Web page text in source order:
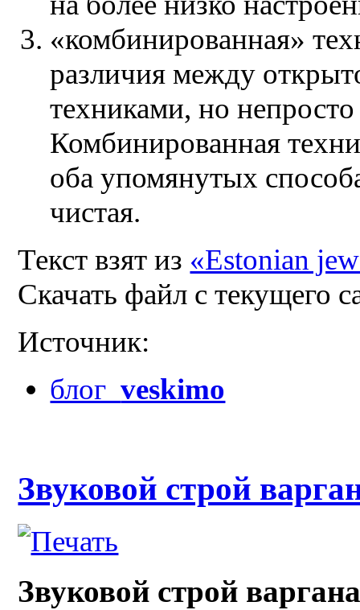
«комбинированная»
различия между
техниками, но
Комбинированная
оба упомянутых
чистая.
Текст взят из «Estonian
Скачать файл с текущего
Источник:
блогveskimo
Звуковой строй
Звуковой строй